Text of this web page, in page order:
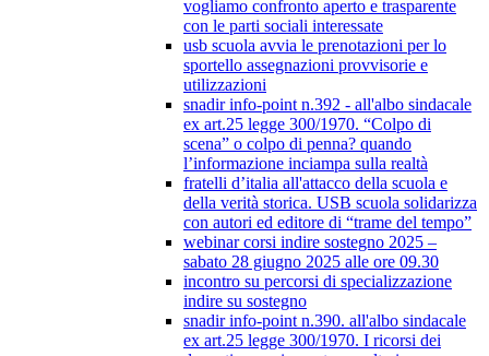
vogliamo confronto aperto e trasparente
con le parti sociali interessate
usb scuola avvia le prenotazioni per lo
sportello assegnazioni provvisorie e
utilizzazioni
snadir info-point n.392 - all'albo sindacale
ex art.25 legge 300/1970. “Colpo di
scena” o colpo di penna? quando
l’informazione inciampa sulla realtà
fratelli d’italia all'attacco della scuola e
della verità storica. USB scuola solidarizza
con autori ed editore di “trame del tempo”
webinar corsi indire sostegno 2025 –
sabato 28 giugno 2025 alle ore 09.30
incontro su percorsi di specializzazione
indire su sostegno
snadir info-point n.390. all'albo sindacale
ex art.25 legge 300/1970. I ricorsi dei